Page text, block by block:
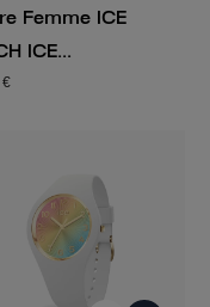
Femme ICE
ICE...